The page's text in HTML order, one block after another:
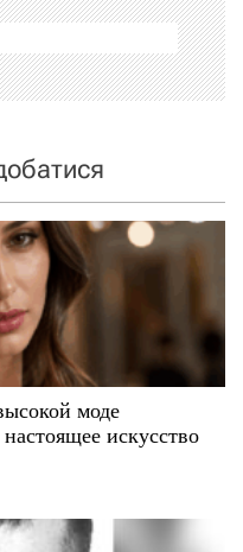
моде
искусство